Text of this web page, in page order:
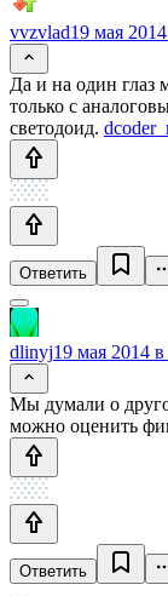
vvzvlad19 мая
Да и на один глаз
только с
светодоид.
Ответить
dlinyj19 мая 2014
Мы думали о
можно оценить
Ответить